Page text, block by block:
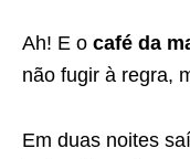
Ah! E o café da
não fugir à regra,
Em duas noites